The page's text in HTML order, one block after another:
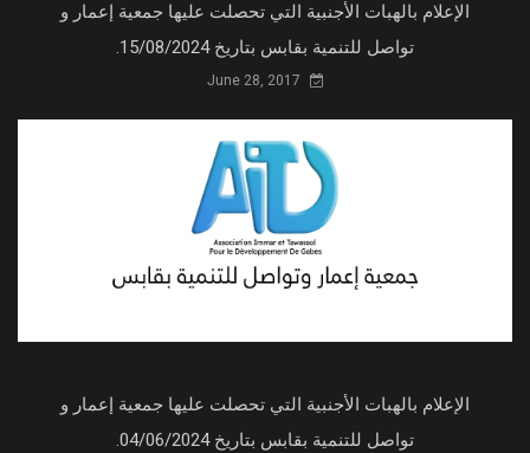
الإعلام بالهبات الأجنبية التي تحصلت عليها جمعية إعمار و
تواصل للتنمية بقابس بتاريخ 15/08/2024.
الإعلام بالهبات الأجنبية التي تحصلت عليها جمعية إعمار و
تواصل للتنمية بقابس بتاريخ 04/06/2024.